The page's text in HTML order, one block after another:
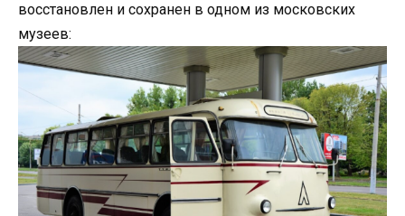
восстановлен и сохранен в одном из московских
музеев: